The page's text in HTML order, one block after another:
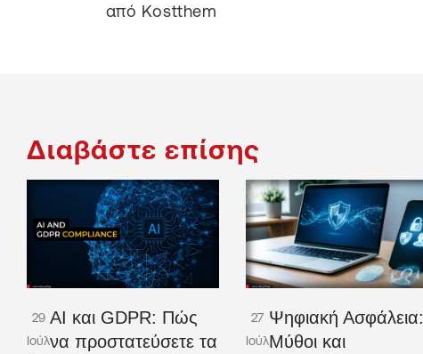
από Kostthem
Διαβάστε επίσης
29
Ιούλ
AI και GDPR: Πώς
να προστατεύσετε τα
27
Ιούλ
Ψηφιακή Ασφάλεια:
Μύθοι και